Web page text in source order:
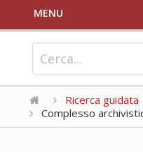
MENU
Ricerca guidata
Complesso